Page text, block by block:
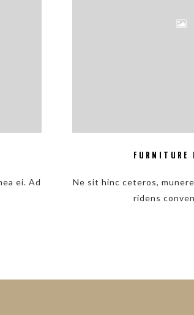
ei. Ad
FURNITURE
Ne sit hinc ceteros,
ridens